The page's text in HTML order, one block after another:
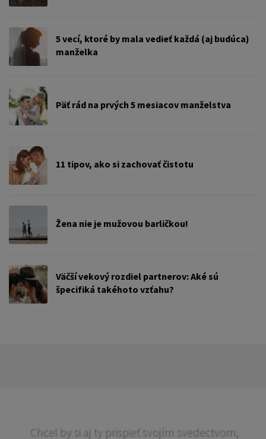
5 vecí, ktoré by mala vedieť každá (aj budúca)
manželka
Päť rád na prvých 5 mesiacov manželstva
11 tipov, ako si zachovať čistotu
Žena nie je mužovou barličkou!
Väčší vekový rozdiel partnerov: Aké sú
špecifiká takéhoto vzťahu?
Chcel by si aj ty prispieť svojím svedectvom,